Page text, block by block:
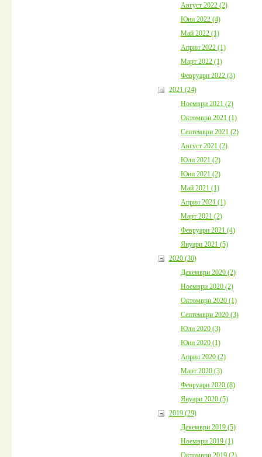
Август 2022 (2)
Юни 2022 (4)
Май 2022 (1)
Април 2022 (1)
Март 2022 (1)
Февруари 2022 (3)
2021 (24)
Ноември 2021 (2)
Октомври 2021 (1)
Септември 2021 (2)
Август 2021 (2)
Юли 2021 (2)
Юни 2021 (2)
Май 2021 (1)
Април 2021 (1)
Март 2021 (2)
Февруари 2021 (4)
Януари 2021 (5)
2020 (30)
Декември 2020 (2)
Ноември 2020 (2)
Октомври 2020 (1)
Септември 2020 (3)
Юли 2020 (3)
Юни 2020 (1)
Април 2020 (2)
Март 2020 (3)
Февруари 2020 (8)
Януари 2020 (5)
2019 (29)
Декември 2019 (5)
Ноември 2019 (1)
Октомври 2019 (2)